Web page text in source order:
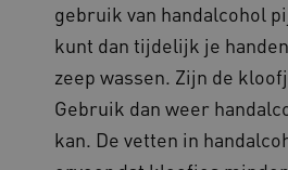
gebruik van handalcohol
kunt dan tijdelijk je
zeep wassen. Zijn de
Gebruik dan weer
kan. De vetten in